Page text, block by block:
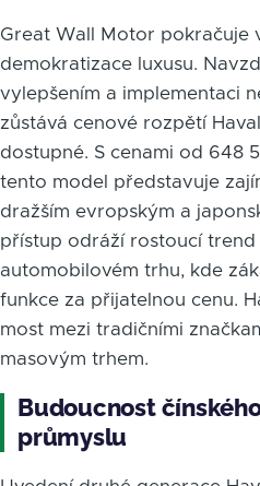
Great Wall Motor pokračuje
demokratizace luxusu.
vylepšením a implementaci
zůstává cenové rozpětí
dostupné. S cenami od 648
tento model představuje
dražším evropským a
přístup odráží rostoucí trend
automobilovém trhu, kde
funkce za přijatelnou cenu.
most mezi tradičními
masovým trhem.
Budoucnost
průmyslu